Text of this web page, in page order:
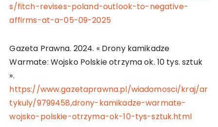
s/fitch-revises-poland-outlook-to-negative-
affirms-at-a-05-09-2025
Gazeta Prawna. 2024. « Drony kamikadze
Warmate: Wojsko Polskie otrzyma ok. 10 tys. sztuk
».
https://www.gazetaprawna.pl/wiadomosci/kraj/ar
tykuly/9799458,drony-kamikadze-warmate-
wojsko-polskie-otrzyma-ok-10-tys-sztuk.html